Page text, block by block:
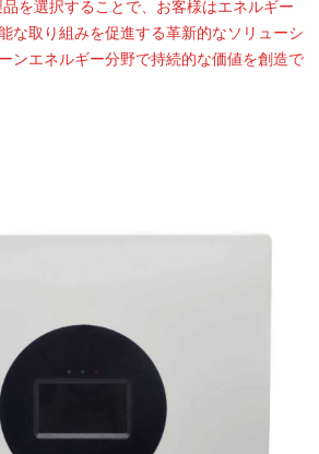
を選択することで、お客様はエネルギー
な取り組みを促進する革新的なソリューシ
ンエネルギー分野で持続的な価値を創造で